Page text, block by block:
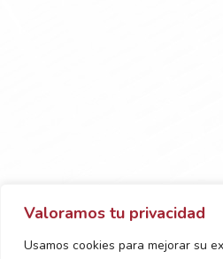
Valoramos tu privacidad
Usamos cookies para mejorar su